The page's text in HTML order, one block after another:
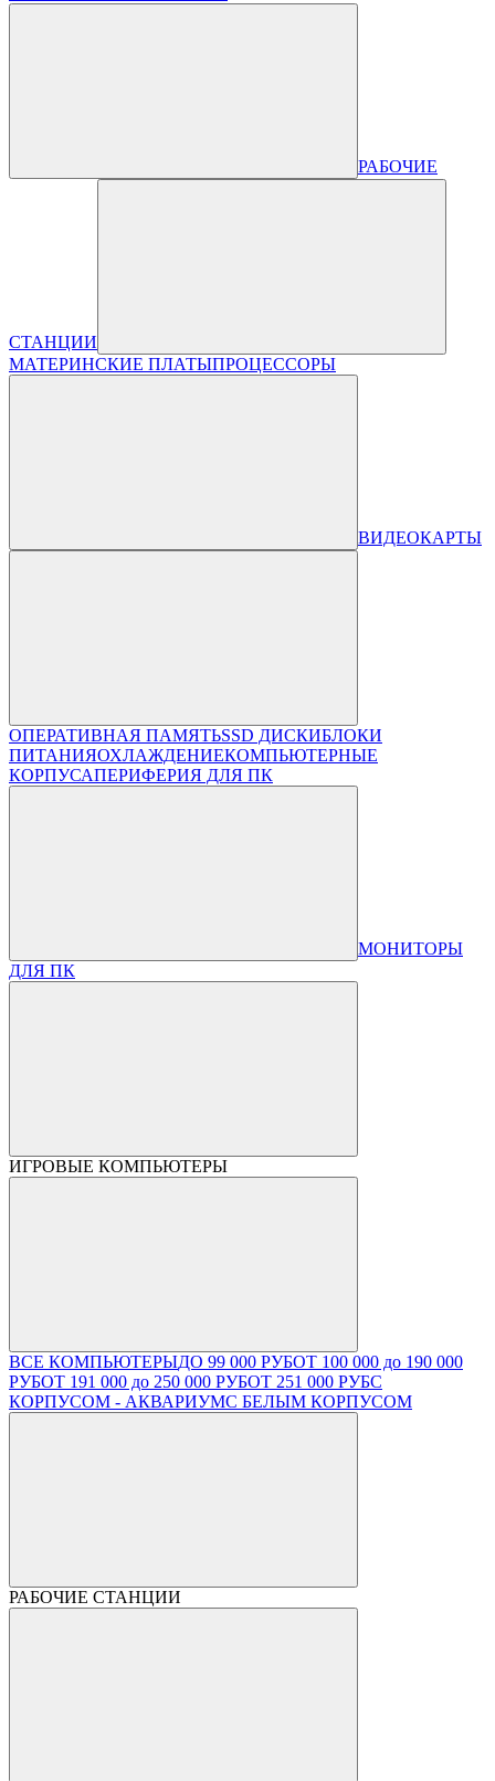
РАБОЧИЕ
СТАНЦИИ
МАТЕРИНСКИЕ ПЛАТЫПРОЦЕССОРЫ
ВИДЕОКАРТЫ
ОПЕРАТИВНАЯ ПАМЯТЬSSD ДИСКИБЛОКИ
ПИТАНИЯОХЛАЖДЕНИЕКОМПЬЮТЕРНЫЕ
КОРПУСАПЕРИФЕРИЯ ДЛЯ ПК
МОНИТОРЫ
ДЛЯ ПК
ИГРОВЫЕ КОМПЬЮТЕРЫ
ВСЕ КОМПЬЮТЕРЫДО 99 000 РУБОТ 100 000 до 190 000
РУБОТ 191 000 до 250 000 РУБОТ 251 000 РУБС
КОРПУСОМ - АКВАРИУМС БЕЛЫМ КОРПУСОМ
РАБОЧИЕ СТАНЦИИ